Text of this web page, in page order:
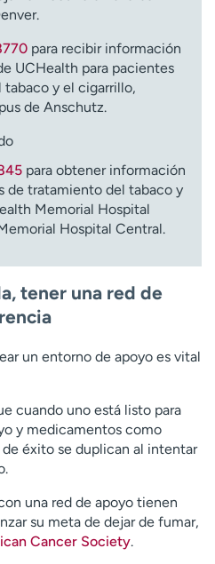
para recibir información
UCHealth para pacientes
tabaco y el cigarrillo,
de Anschutz.
para obtener información
de tratamiento del tabaco y
Memorial Hospital
Hospital Central.
tener una red de
un entorno de apoyo es vital
cuando uno está listo para
y medicamentos como
éxito se duplican al intentar
una red de apoyo tienen
su meta de dejar de fumar,
Cancer Society.